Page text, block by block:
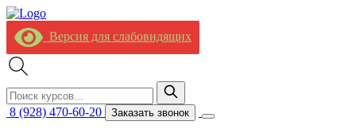
Версия для слабовидящих
8 (928) 470-60-20 Заказать звонок